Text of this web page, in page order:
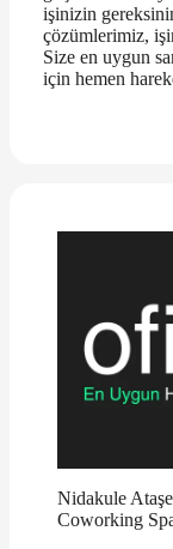
işinizin
çözümlerimiz,
Size en uygun
için hemen
Nidakule
Coworking